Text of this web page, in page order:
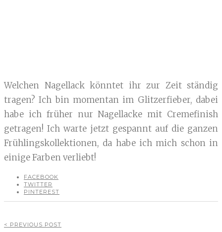
Welchen Nagellack könntet ihr zur Zeit ständig
tragen? Ich bin momentan im Glitzerfieber, dabei
habe ich früher nur Nagellacke mit Cremefinish
getragen! Ich warte jetzt gespannt auf die ganzen
Frühlingskollektionen, da habe ich mich schon in
einige Farben verliebt!
FACEBOOK
TWITTER
PINTEREST
< PREVIOUS POST